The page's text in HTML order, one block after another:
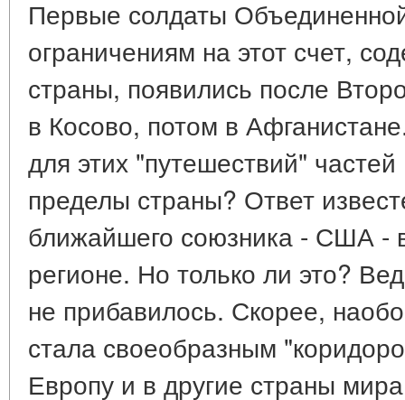
Первые солдаты
ограничениям на этот счет,
страны, появились после
в Косово, потом в
для этих "путешествий"
пределы страны? Ответ
ближайшего союзника - США -
регионе. Но только ли это?
не прибавилось. Скорее,
стала своеобразным
Европу и в другие страны